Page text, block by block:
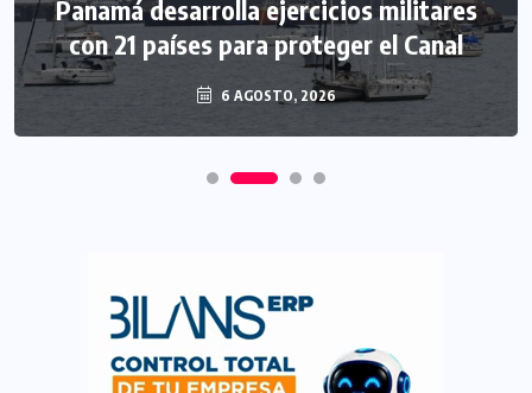
Panamá desarrolla ejercicios militares
con 21 países para proteger el Canal
6 AGOSTO, 2026